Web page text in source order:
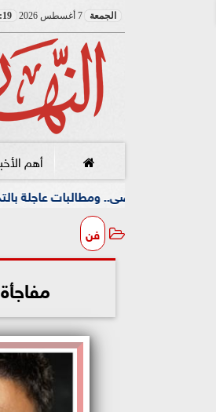
الجمعة 7 أغسطس 2026
أهم
عاجلة بالتدخل لحماية الأطفال
فن